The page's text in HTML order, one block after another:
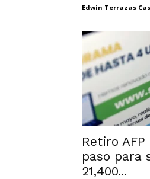
Edwin Terrazas
Retiro
paso para
21,400...